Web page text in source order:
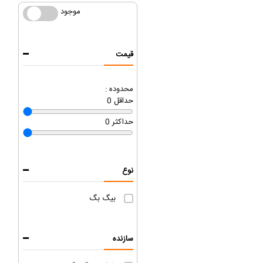
موجود موجود
قیمت
محدوده :
0 حداقل
0 حداکثر
نوع
بیگ بگ
سازنده